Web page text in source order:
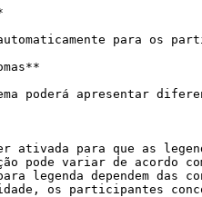
para os
poderá apresentar
ativada para que as
pode variar de acordo
legenda dependem
os participantes